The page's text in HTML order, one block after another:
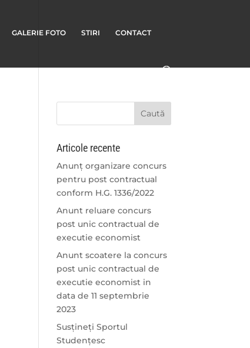
GALERIE FOTO STIRI CONTACT
Articole recente
Anunț organizare concurs
pentru post contractual
conform H.G. 1336/2022
Anunt reluare concurs
post unic contractual de
executie economist
Anunt scoatere la concurs
post unic contractual de
executie economist in
data de 11 septembrie
2023
Susțineți Sportul
Studențesc